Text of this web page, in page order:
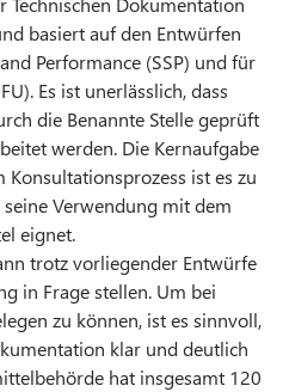
basiert auf den Entwürfen
Performance (SSP) und für
Es ist unerlässlich, dass
die Benannte Stelle geprüft
werden. Die Kernaufgabe
ist es zu
Verwendung mit dem
eignet.
trotz vorliegender Entwürfe
in Frage stellen. Um bei
zu können, ist es sinnvoll,
klar und deutlich
hat insgesamt 120